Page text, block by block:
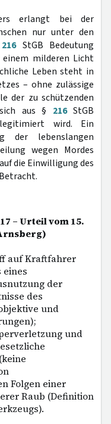
erlangt bei der
nur unter den
216StGB Bedeutung
einem milderen Licht
Leben steht in
– ohne zulässige
der zu schützenden
aus § 216StGB
legitimiert wird. Ein
der lebenslangen
wegen Mordes
die Einwilligung des
– Urteil vom 15.
auf Kraftfahrer
eines
der
des
und
und
Folgen einer
Raub (Definition